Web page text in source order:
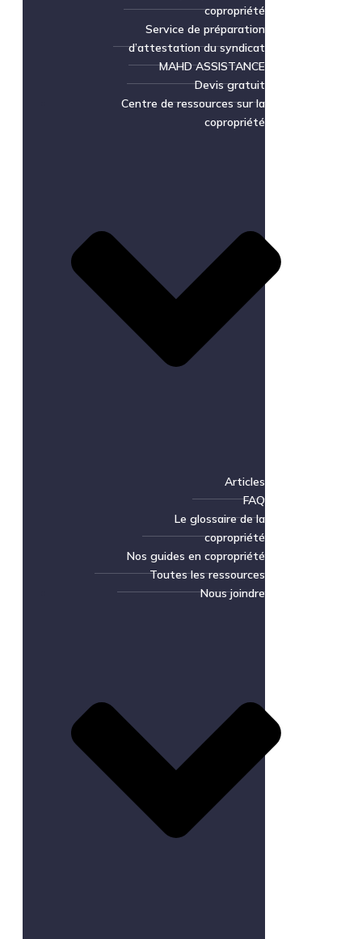
copropriété
Service de préparation
d’attestation du syndicat
MAHD ASSISTANCE
Devis gratuit
Centre de ressources sur la
copropriété
Articles
FAQ
Le glossaire de la
copropriété
Nos guides en copropriété
Toutes les ressources
Nous joindre